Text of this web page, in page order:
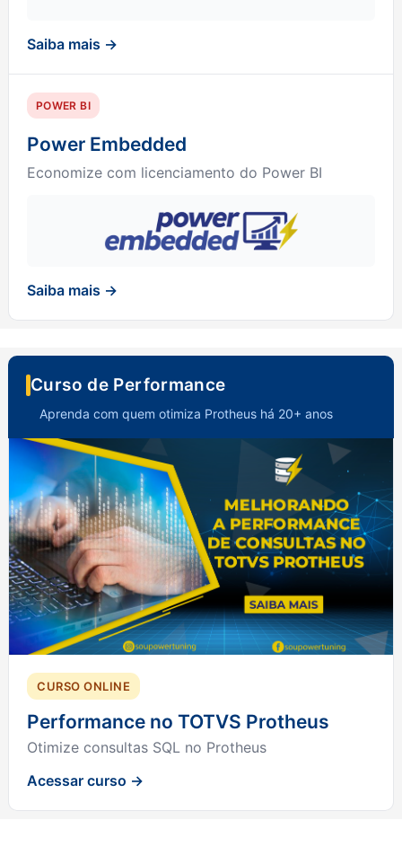
Saiba mais →
POWER BI
Power Embedded
Economize com licenciamento do Power BI
Saiba mais →
Curso de Performance
Aprenda com quem otimiza Protheus há 20+ anos
CURSO ONLINE
Performance no TOTVS Protheus
Otimize consultas SQL no Protheus
Acessar curso →